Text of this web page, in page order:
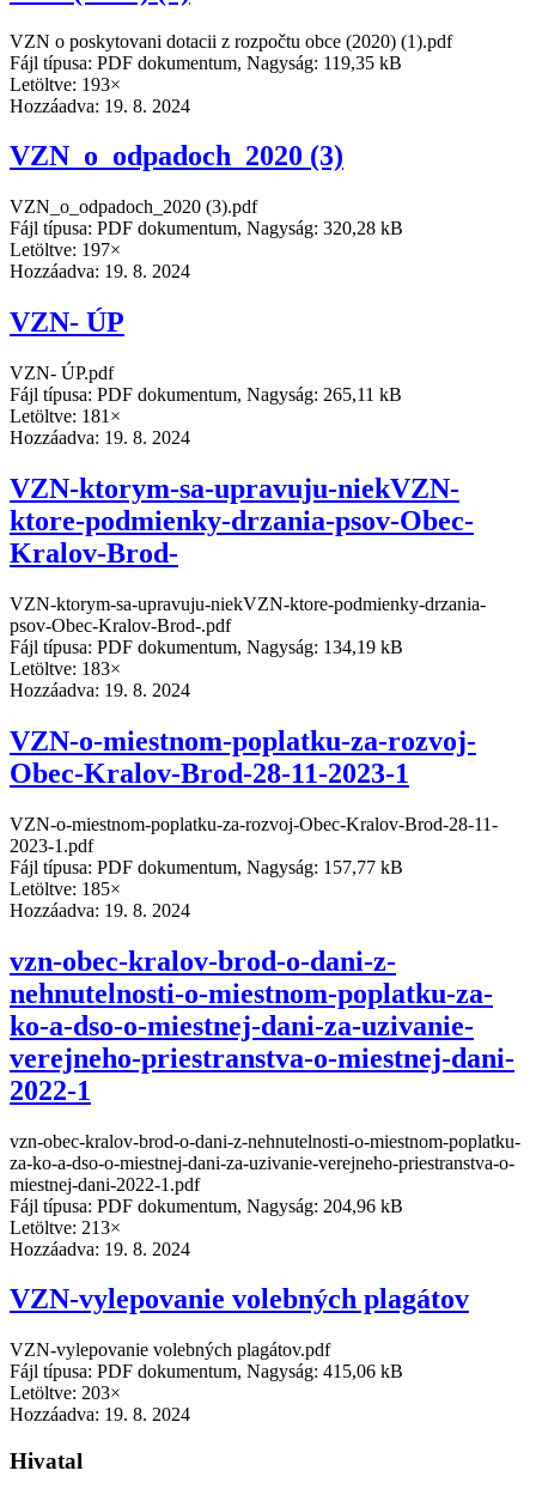
VZN o poskytovani dotacii z rozpočtu obce (2020) (1).pdf
Fájl típusa: PDF dokumentum, Nagyság: 119,35 kB
Letöltve: 193×
Hozzáadva: 19. 8. 2024
VZN_o_odpadoch_2020 (3)
VZN_o_odpadoch_2020 (3).pdf
Fájl típusa: PDF dokumentum, Nagyság: 320,28 kB
Letöltve: 197×
Hozzáadva: 19. 8. 2024
VZN- ÚP
VZN- ÚP.pdf
Fájl típusa: PDF dokumentum, Nagyság: 265,11 kB
Letöltve: 181×
Hozzáadva: 19. 8. 2024
VZN-ktorym-sa-upravuju-niekVZN-
ktore-podmienky-drzania-psov-Obec-
Kralov-Brod-
VZN-ktorym-sa-upravuju-niekVZN-ktore-podmienky-drzania-
psov-Obec-Kralov-Brod-.pdf
Fájl típusa: PDF dokumentum, Nagyság: 134,19 kB
Letöltve: 183×
Hozzáadva: 19. 8. 2024
VZN-o-miestnom-poplatku-za-rozvoj-
Obec-Kralov-Brod-28-11-2023-1
VZN-o-miestnom-poplatku-za-rozvoj-Obec-Kralov-Brod-28-11-
2023-1.pdf
Fájl típusa: PDF dokumentum, Nagyság: 157,77 kB
Letöltve: 185×
Hozzáadva: 19. 8. 2024
vzn-obec-kralov-brod-o-dani-z-
nehnutelnosti-o-miestnom-poplatku-za-
ko-a-dso-o-miestnej-dani-za-uzivanie-
verejneho-priestranstva-o-miestnej-dani-
2022-1
vzn-obec-kralov-brod-o-dani-z-nehnutelnosti-o-miestnom-poplatku-
za-ko-a-dso-o-miestnej-dani-za-uzivanie-verejneho-priestranstva-o-
miestnej-dani-2022-1.pdf
Fájl típusa: PDF dokumentum, Nagyság: 204,96 kB
Letöltve: 213×
Hozzáadva: 19. 8. 2024
VZN-vylepovanie volebných plagátov
VZN-vylepovanie volebných plagátov.pdf
Fájl típusa: PDF dokumentum, Nagyság: 415,06 kB
Letöltve: 203×
Hozzáadva: 19. 8. 2024
Hivatal